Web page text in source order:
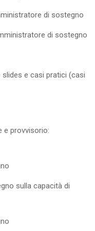
di sostegno
di sostegno
e casi pratici (casi
e provvisorio:
sulla capacità di